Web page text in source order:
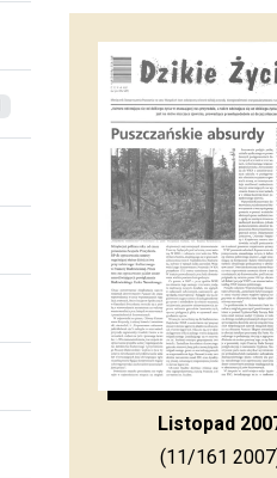
Listopad
(11/161